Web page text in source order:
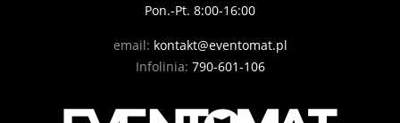
Pon.-Pt. 8:00-16:00
email: kontakt@eventomat.pl
Infolinia: 790-601-106